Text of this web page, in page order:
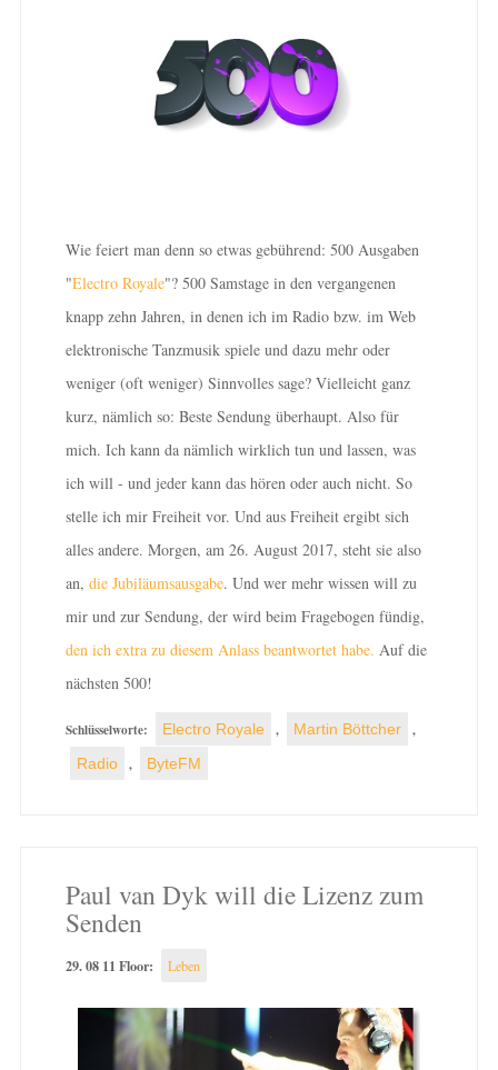
Wie feiert man denn so etwas gebührend: 500 Ausgaben
"Electro Royale"? 500 Samstage in den vergangenen
knapp zehn Jahren, in denen ich im Radio bzw. im Web
elektronische Tanzmusik spiele und dazu mehr oder
weniger (oft weniger) Sinnvolles sage? Vielleicht ganz
kurz, nämlich so: Beste Sendung überhaupt. Also für
mich. Ich kann da nämlich wirklich tun und lassen, was
ich will - und jeder kann das hören oder auch nicht. So
stelle ich mir Freiheit vor. Und aus Freiheit ergibt sich
alles andere. Morgen, am 26. August 2017, steht sie also
an, die Jubiläumsausgabe. Und wer mehr wissen will zu
mir und zur Sendung, der wird beim Fragebogen fündig,
den ich extra zu diesem Anlass beantwortet habe. Auf die
nächsten 500!
Schlüsselworte: Electro Royale , Martin Böttcher ,
Radio , ByteFM
Paul van Dyk will die Lizenz zum
Senden
29. 08 11 Floor: Leben